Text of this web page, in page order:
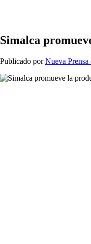
Simalca
Publicado porNueva Prensa